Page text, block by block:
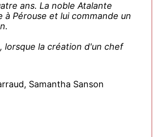
ans. La noble Atalante
Pérouse et lui commande un
la création d'un chef
Samantha Sanson